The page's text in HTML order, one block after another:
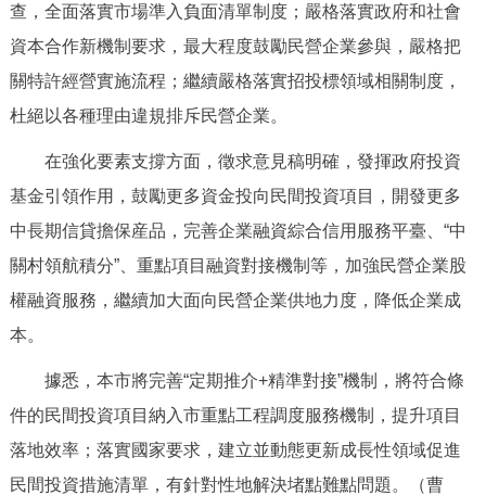
查，全面落實市場準入負面清單制度；嚴格落實政府和社會
資本合作新機制要求，最大程度鼓勵民營企業參與，嚴格把
關特許經營實施流程；繼續嚴格落實招投標領域相關制度，
杜絕以各種理由違規排斥民營企業。
在強化要素支撐方面，徵求意見稿明確，發揮政府投資
基金引領作用，鼓勵更多資金投向民間投資項目，開發更多
中長期信貸擔保産品，完善企業融資綜合信用服務平臺、“中
關村領航積分”、重點項目融資對接機制等，加強民營企業股
權融資服務，繼續加大面向民營企業供地力度，降低企業成
本。
據悉，本市將完善“定期推介+精準對接”機制，將符合條
件的民間投資項目納入市重點工程調度服務機制，提升項目
落地效率；落實國家要求，建立並動態更新成長性領域促進
民間投資措施清單，有針對性地解決堵點難點問題。（曹